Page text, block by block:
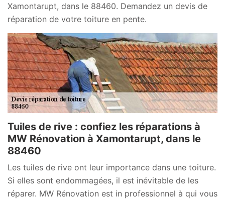
Xamontarupt, dans le 88460. Demandez un devis de
réparation de votre toiture en pente.
Tuiles de rive : confiez les réparations à
MW Rénovation à Xamontarupt, dans le
88460
Les tuiles de rive ont leur importance dans une toiture.
Si elles sont endommagées, il est inévitable de les
réparer. MW Rénovation est in professionnel à qui vous